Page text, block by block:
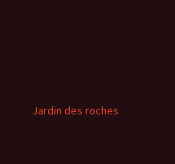
Jardin des roches